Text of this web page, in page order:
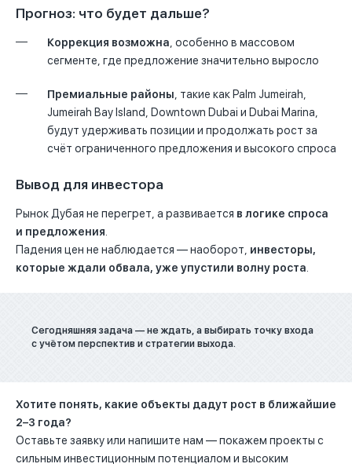
Прогноз: что будет дальше?
Коррекция возможна , особенно в массовом
сегменте, где предложение значительно выросло
Премиальные районы , такие как Palm Jumeirah,
Jumeirah Bay Island, Downtown Dubai и Dubai Marina,
будут удерживать позиции и продолжать рост за
счёт ограниченного предложения и высокого спроса
Вывод для инвестора
Рынок Дубая не перегрет, а развивается в логике спроса
и предложения
Падения цен не наблюдается — наоборот, инвесторы,
которые ждали обвала, уже упустили волну роста
Сегодняшняя задача — не ждать, а выбирать точку входа
с учётом перспектив и стратегии выхода.
Хотите понять, какие объекты дадут рост в ближайшие
2–3 года?
Оставьте заявку или напишите нам — покажем проекты с
сильным инвестиционным потенциалом и высоким